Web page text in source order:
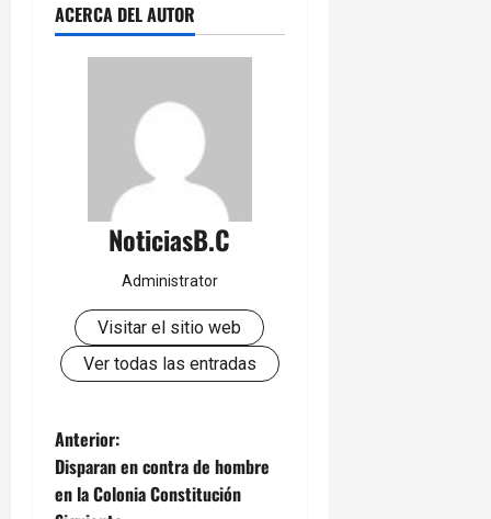
ACERCA DEL AUTOR
NoticiasB.C
Administrator
Visitar el sitio web
Ver todas las entradas
N
a
Anterior:
Disparan en contra de hombre
en la Colonia Constitución